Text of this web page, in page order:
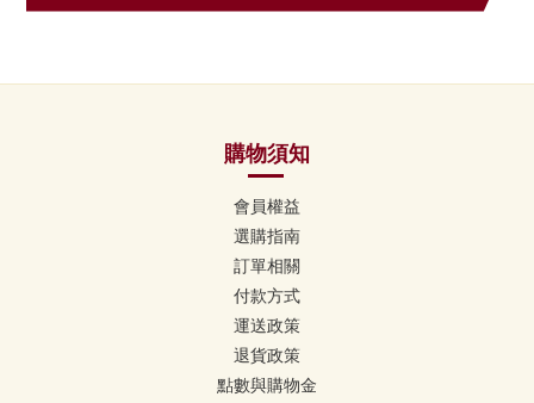
購物須知
會員權益
選購指南
訂單相關
付款方式
運送政策
退貨政策
點數與購物金